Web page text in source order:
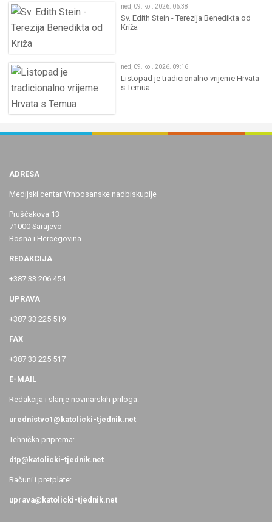
ned, 09. kol. 2026. 06:38
Sv. Edith Stein - Terezija Benedikta od
Križa
ned, 09. kol. 2026. 09:16
Listopad je tradicionalno vrijeme Hrvata
s Temua
ADRESA
Medijski centar Vrhbosanske nadbiskupije
Pruščakova 13
71000 Sarajevo
Bosna i Hercegovina
REDAKCIJA
+387 33 206 454
UPRAVA
+387 33 225 519
FAX
+387 33 225 517
E-MAIL
Redakcija i slanje novinarskih priloga:
urednistvo1@katolicki-tjednik.net
Tehnička priprema:
dtp@katolicki-tjednik.net
Računi i pretplate:
uprava@katolicki-tjednik.net